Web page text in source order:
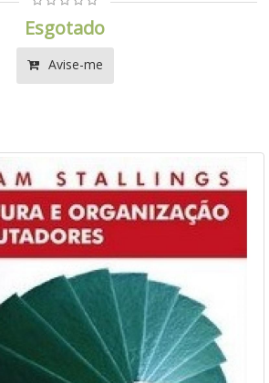
Esgotado
Avise-me